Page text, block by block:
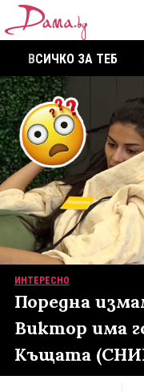
ВСИЧКО ЗА ТЕБ
ИНТЕРЕСНО
Поредна
Виктор има
Къщата